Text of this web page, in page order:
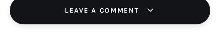
LEAVE A COMMENT